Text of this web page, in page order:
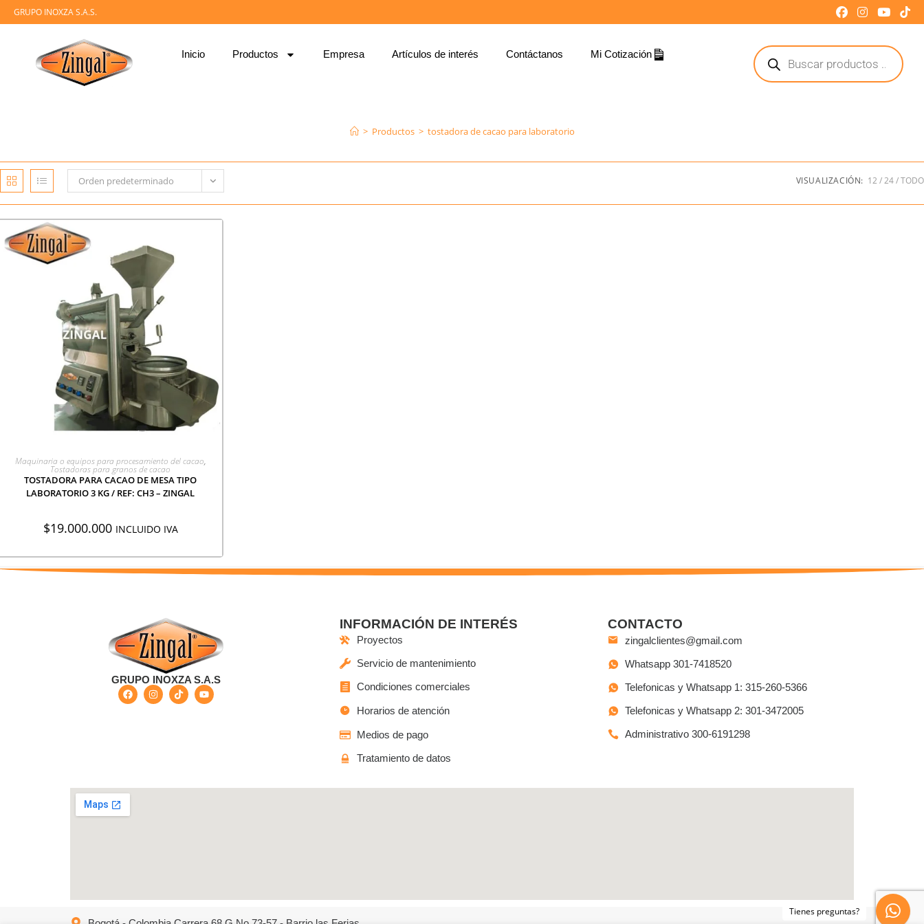
GRUPO INOXZA S.A.S.
Inicio Productos Empresa Artículos de interés Contáctanos Mi Cotización
> Productos > tostadora de cacao para laboratorio
Orden predeterminado VISUALIZACIÓN: 12 24 TODO
AGREGAR A COTIZACIÓN
Maquinaria o equipos para procesamiento del cacao,
Tostadoras para granos de cacao
TOSTADORA PARA CACAO DE MESA TIPO
LABORATORIO 3 KG / REF: CH3 – ZINGAL
$19.000.000 INCLUIDO IVA
GRUPO INOXZA S.A.S
INFORMACIÓN DE INTERÉS
Proyectos
Servicio de mantenimiento
Condiciones comerciales
Horarios de atención
Medios de pago
Tratamiento de datos
CONTACTO
zingalclientes@gmail.com
Whatsapp 301-7418520
Telefonicas y Whatsapp 1: 315-260-5366
Telefonicas y Whatsapp 2: 301-3472005
Administrativo 300-6191298
Tienes preguntas?